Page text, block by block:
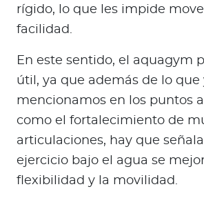
rígido, lo que les impide
facilidad.
En este sentido, el aquagym
útil, ya que además de lo que
mencionamos en los puntos
como el fortalecimiento de
articulaciones, hay que
ejercicio bajo el agua se
flexibilidad y la movilidad.